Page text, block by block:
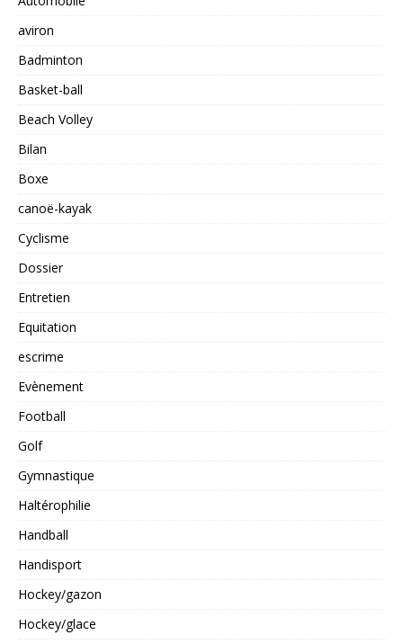
aviron
Badminton
Basket-ball
Beach Volley
Bilan
Boxe
canoë-kayak
Cyclisme
Dossier
Entretien
Equitation
escrime
Evènement
Football
Golf
Gymnastique
Haltérophilie
Handball
Handisport
Hockey/gazon
Hockey/glace